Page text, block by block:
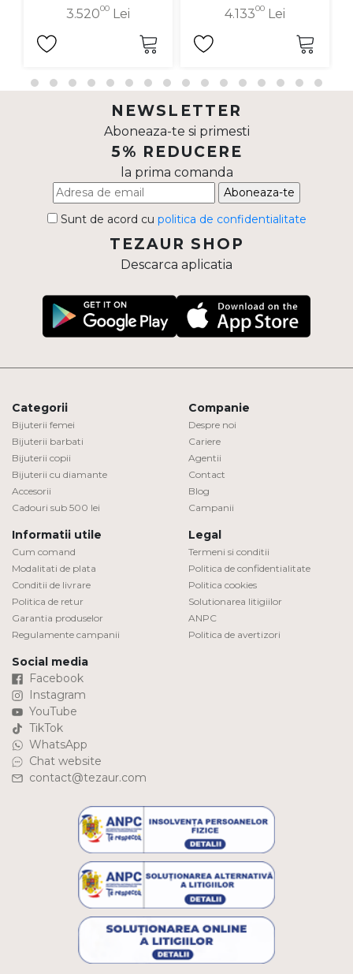
3.52000Lei 4.13300Lei
NEWSLETTER
Aboneaza-te si primesti
5% REDUCERE
la prima comanda
Aboneaza-te
Sunt de acord cu politica de confidentialitate
TEZAUR SHOP
Descarca aplicatia
Categorii
Bijuterii femei
Bijuterii barbati
Bijuterii copii
Bijuterii cu diamante
Accesorii
Cadouri sub 500 lei
Companie
Despre noi
Cariere
Agentii
Contact
Blog
Campanii
Informatii utile
Cum comand
Modalitati de plata
Conditii de livrare
Politica de retur
Garantia produselor
Regulamente campanii
Legal
Termeni si conditii
Politica de confidentialitate
Politica cookies
Solutionarea litigiilor
ANPC
Politica de avertizori
Social media
Facebook
Instagram
YouTube
TikTok
WhatsApp
Chat website
contact@tezaur.com